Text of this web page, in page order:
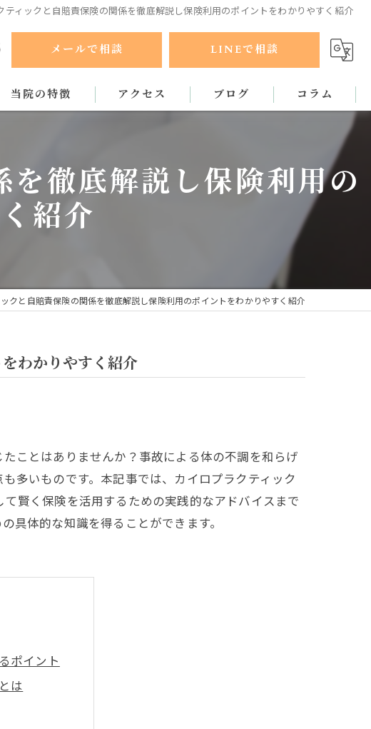
ティックと自賠責保険の関係を徹底解説し保険利用のポイントをわかりやすく紹介
メールで相談 LINEで相談
当院の特徴
骨盤矯正
姿勢矯正
アクセス ブログ コラム
徹底解説し保険利用の
紹介
クと自賠責保険の関係を徹底解説し保険利用のポイントをわかりやすく紹介
わかりやすく紹介
ことはありませんか？事故による体の不調を和らげ
多いものです。本記事では、カイロプラクティック
賢く保険を活用するための実践的なアドバイスまで
具体的な知識を得ることができます。
ポイント
は
施術例